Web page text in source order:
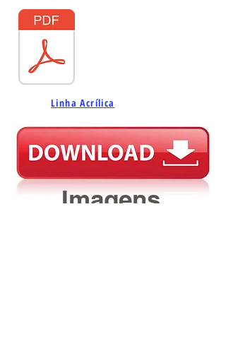
Linha Acrílica
Imagens